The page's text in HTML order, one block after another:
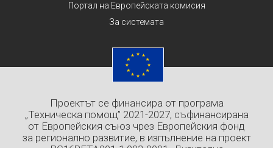
Портал на Европейската комисия
За системата
Проектът се финансира от програма
„Техническа помощ” 2021-2027, съфинансирана
от Европейския съюз чрез Европейския фонд
за регионално развитие, в изпълнение на проект